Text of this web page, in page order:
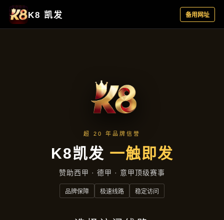
产品专区
首页 产品专区